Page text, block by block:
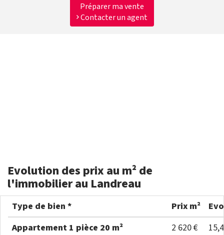
Préparer ma vente
Contacter un agent
Evolution des prix au m² de
l'immobilier au Landreau
Type de bien * Prix m²
Appartement 1 pièce 20 m²
2 620 €